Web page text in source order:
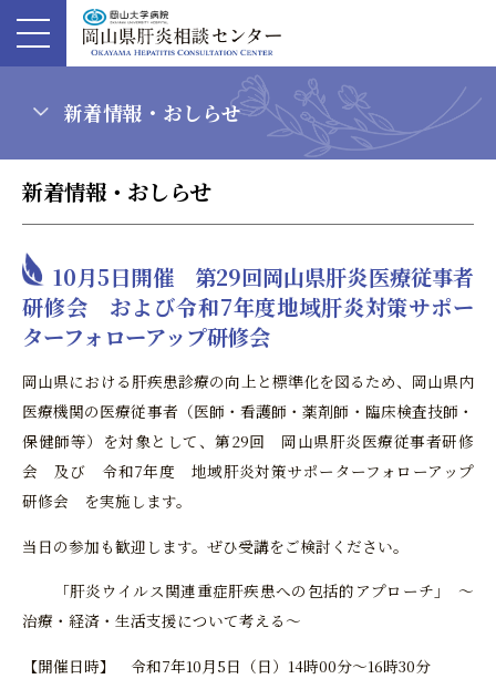
新着情報・おしらせ
新着情報・おしらせ
10月5日開催 第29回岡山県肝炎医療従事者
研修会 および令和7年度地域肝炎対策サポー
ターフォローアップ研修会
岡山県における肝疾患診療の向上と標準化を図るため、岡山県内
医療機関の医療従事者（医師・看護師・薬剤師・臨床検査技師・
保健師等）を対象として、第29回 岡山県肝炎医療従事者研修
会 及び 令和7年度 地域肝炎対策サポーターフォローアップ
研修会 を実施します。
当日の参加も歓迎します。ぜひ受講をご検討ください。
「肝炎ウイルス関連重症肝疾患への包括的アプローチ｣ ～
治療・経済・生活支援について考える～
【開催日時】 令和7年10月5日（日）14時00分～16時30分